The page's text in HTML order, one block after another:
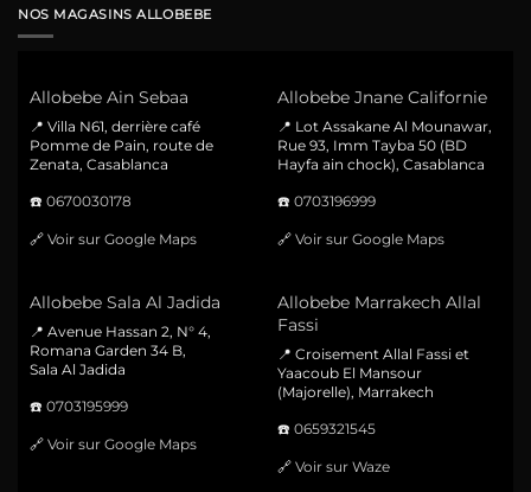
NOS MAGASINS ALLOBEBE
Allobebe Ain Sebaa
📍 Villa N61, derrière café
Pomme de Pain, route de
Zenata, Casablanca
☎️ 0670030178
🔗 Voir sur Google Maps
Allobebe Jnane Californie
📍 Lot Assakane Al Mounawar,
Rue 93, Imm Tayba 50 (BD
Hayfa ain chock), Casablanca
☎️ 0703196999
🔗 Voir sur Google Maps
Allobebe Sala Al Jadida
📍 Avenue Hassan 2, N° 4,
Romana Garden 34 B,
Sala Al Jadida
☎️ 0703195999
🔗 Voir sur Google Maps
Allobebe Marrakech Allal
Fassi
📍 Croisement Allal Fassi et
Yaacoub El Mansour
(Majorelle), Marrakech
☎️ 0659321545
🔗 Voir sur Waze